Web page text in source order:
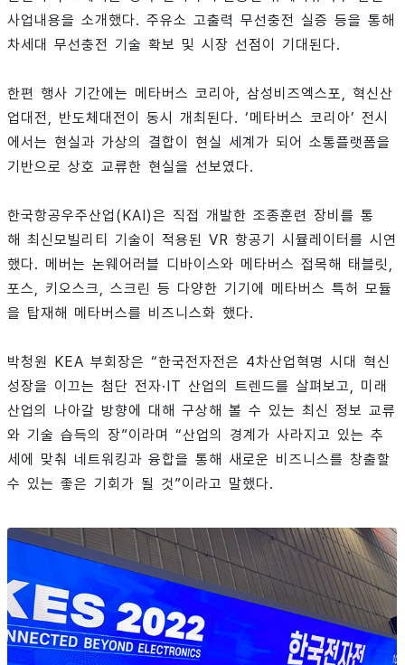
사업내용을 소개했다. 주유소 고출력 무선충전 실증 등을 통해
차세대 무선충전 기술 확보 및 시장 선점이 기대된다.
한편 행사 기간에는 메타버스 코리아, 삼성비즈엑스포, 혁신산
업대전, 반도체대전이 동시 개최된다. ‘메타버스 코리아’ 전시
에서는 현실과 가상의 결합이 현실 세계가 되어 소통플랫폼을
기반으로 상호 교류한 현실을 선보였다.
한국항공우주산업(KAI)은 직접 개발한 조종훈련 장비를 통
해 최신모빌리티 기술이 적용된 VR 항공기 시뮬레이터를 시연
했다. 메버는 논웨어러블 디바이스와 메타버스 접목해 태블릿,
포스, 키오스크, 스크린 등 다양한 기기에 메타버스 특허 모듈
을 탑재해 메타버스를 비즈니스화 했다.
박청원 KEA 부회장은 “한국전자전은 4차산업혁명 시대 혁신
성장을 이끄는 첨단 전자·IT 산업의 트렌드를 살펴보고, 미래
산업의 나아갈 방향에 대해 구상해 볼 수 있는 최신 정보 교류
와 기술 습득의 장”이라며 “산업의 경계가 사라지고 있는 추
세에 맞춰 네트워킹과 융합을 통해 새로운 비즈니스를 창출할
수 있는 좋은 기회가 될 것”이라고 말했다.